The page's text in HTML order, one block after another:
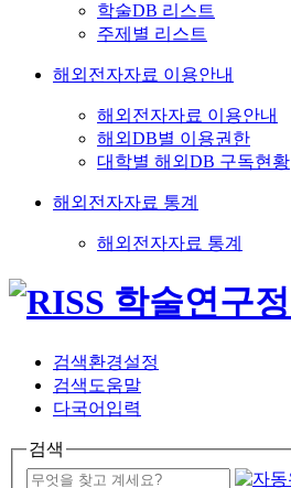
학술DB 리스트
주제별 리스트
해외전자자료 이용안내
해외전자자료 이용안내
해외DB별 이용권한
대학별 해외DB 구독현황
해외전자자료 통계
해외전자자료 통계
검색환경설정
검색도움말
다국어입력
검색